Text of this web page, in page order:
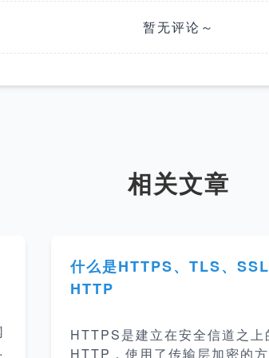
暂无评论～
相关文章
什么是HTTPS、TLS、SSL
HTTP
HTTPS是建立在安全信道之上
HTTP，使用了传输层加密的方